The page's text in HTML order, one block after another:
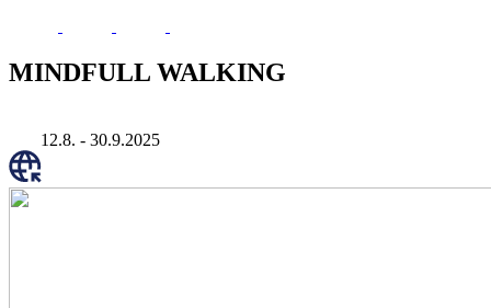
MINDFULL WALKING
12.8. - 30.9.2025